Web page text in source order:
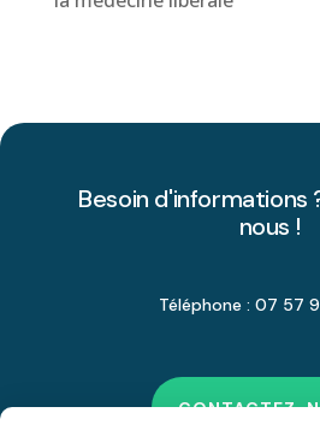
Besoin
nous !
Téléphone : 07 57
CONTACTEZ-